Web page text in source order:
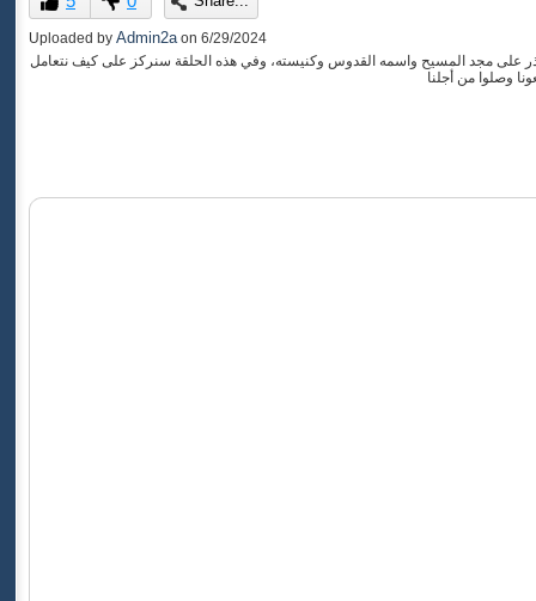
of
0
seconds
Uploaded by Admin2a on 6/29/2024
على مجد المسيح واسمه القدوس وكنيسته، وفي هذه الحلقة سنركز على كيف نتعامل
وصلوا من أجلنا